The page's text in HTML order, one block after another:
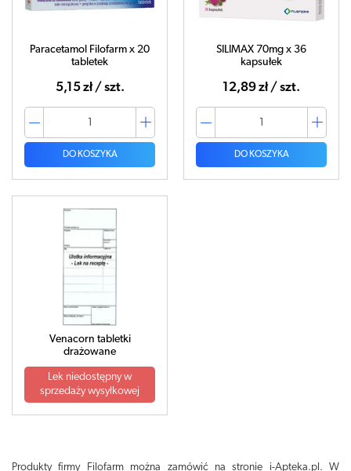
Paracetamol Filofarm x 20
tabletek
5,15 zł / szt.
DO KOSZYKA
SILIMAX 70mg x 36
kapsułek
12,89 zł / szt.
DO KOSZYKA
Venacorn tabletki
drażowane
Lek niedostępny w
sprzedaży wysyłkowej
Produkty firmy Filofarm można zamówić na stronie i-Apteka.pl. W